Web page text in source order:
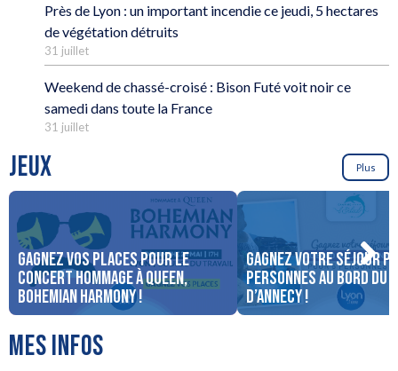
Près de Lyon : un important incendie ce jeudi, 5 hectares
de végétation détruits
31 juillet
Weekend de chassé-croisé : Bison Futé voit noir ce
samedi dans toute la France
31 juillet
JEUX Plus
Gagnez vos places pour le
concert Hommage à Queen,
Bohemian Harmony !
Gagnez votre séjour
personnes au bord du
d’Annecy !
MES INFOS